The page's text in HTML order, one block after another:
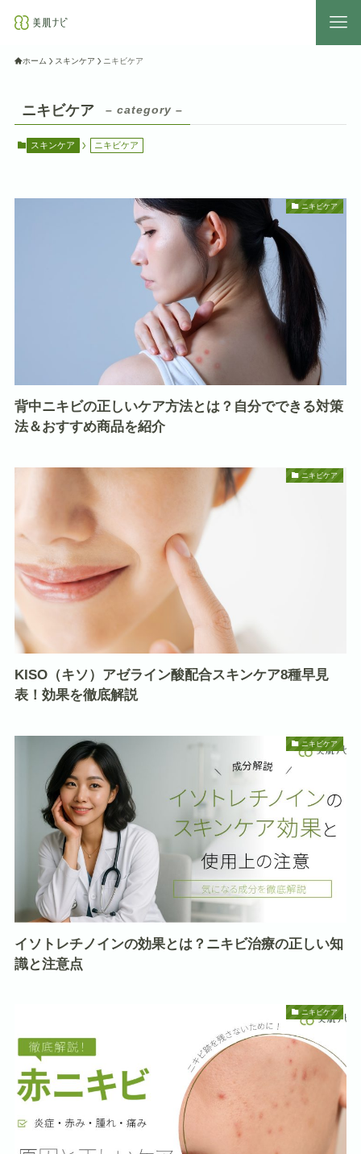
ホーム スキンケア ニキビケア
ニキビケア – category –
スキンケア ニキビケア
ニキビケア
背中ニキビの正しいケア方法とは？自分でできる対策
法＆おすすめ商品を紹介
ニキビケア
KISO（キソ）アゼライン酸配合スキンケア8種早見
表！効果を徹底解説
ニキビケア
イソトレチノインの効果とは？ニキビ治療の正しい知
識と注意点
ニキビケア